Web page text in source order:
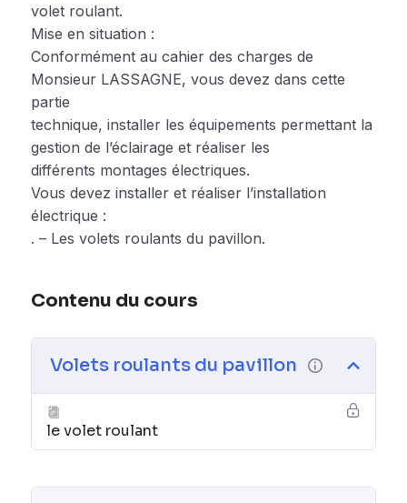
volet roulant.
Mise en situation :
Conformément au cahier des charges de
Monsieur LASSAGNE, vous devez dans cette
partie
technique, installer les équipements permettant la
gestion de l’éclairage et réaliser les
différents montages électriques.
Vous devez installer et réaliser l’installation
électrique :
. – Les volets roulants du pavillon.
Contenu du cours
Volets roulants du pavillon
le volet roulant